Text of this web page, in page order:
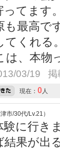
ってます
も最高で
てくれる
は、本物
03/19 掲
現在： 0人
市/30代/Lv.21）
験に行き
果が出